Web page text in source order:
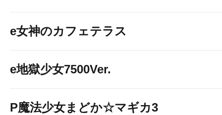
e女神のカフェテラス
e地獄少女7500Ver.
P魔法少女まどか☆マギカ3